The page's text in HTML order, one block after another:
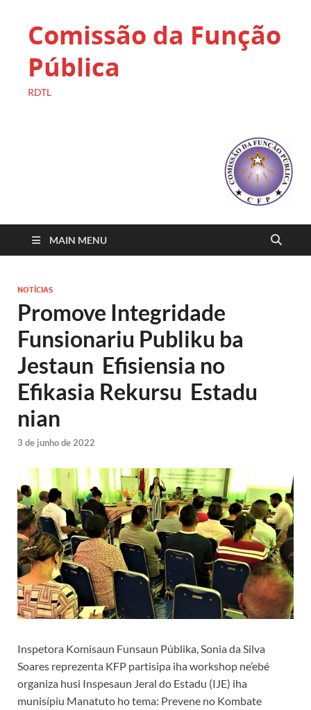
Comissão da Função
Pública
RDTL
MAIN MENU
NOTÍCIAS
Promove Integridade
Funsionariu Publiku ba
Jestaun Efisiensia no
Efikasia Rekursu Estadu
nian
3 de junho de 2022
Inspetora Komisaun Funsaun Públika, Sonia da Silva
Soares reprezenta KFP partisipa iha workshop ne’ebé
organiza husi Inspesaun Jeral do Estadu (IJE) iha
munisípiu Manatuto ho tema: Prevene no Kombate